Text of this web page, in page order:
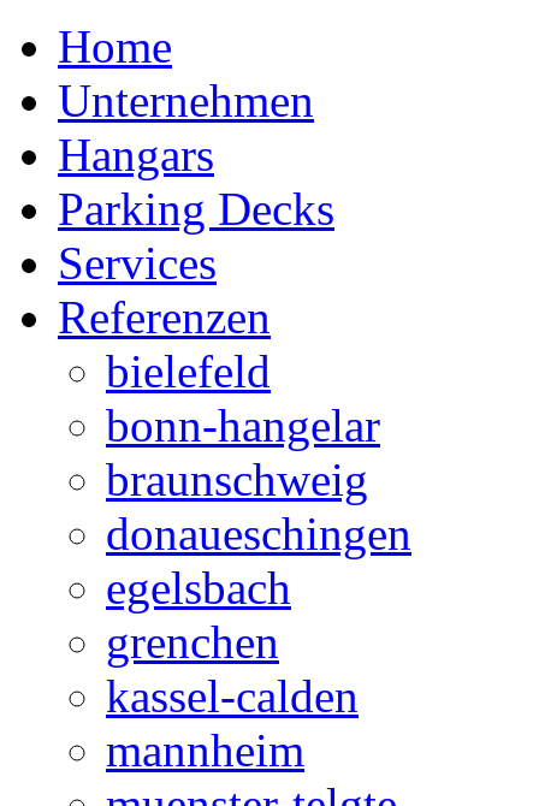
Home
Unternehmen
Hangars
Parking Decks
Services
Referenzen
bielefeld
bonn-hangelar
braunschweig
donaueschingen
egelsbach
grenchen
kassel-calden
mannheim